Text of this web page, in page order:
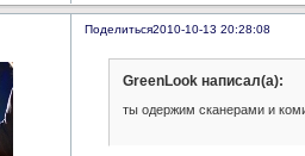
Поделиться2010-10-13 20:28:08
GreenLook написал(а):
ты одержим сканерами и